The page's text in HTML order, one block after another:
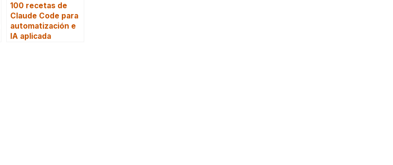
100 recetas de
Claude Code para
automatización e
IA aplicada